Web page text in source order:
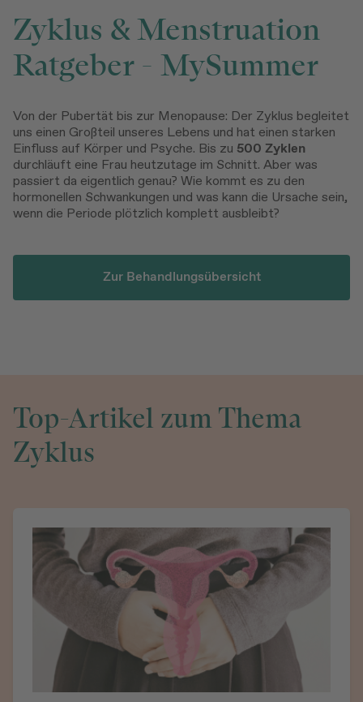
Zyklus & Menstruation
Ratgeber - MySummer
Von der Pubertät bis zur Menopause: Der Zyklus begleitet
uns einen Großteil unseres Lebens und hat einen starken
Einfluss auf Körper und Psyche. Bis zu 500 Zyklen
durchläuft eine Frau heutzutage im Schnitt. Aber was
passiert da eigentlich genau? Wie kommt es zu den
hormonellen Schwankungen und was kann die Ursache sein,
wenn die Periode plötzlich komplett ausbleibt?
Zur Behandlungsübersicht
Top-Artikel zum Thema
Zyklus